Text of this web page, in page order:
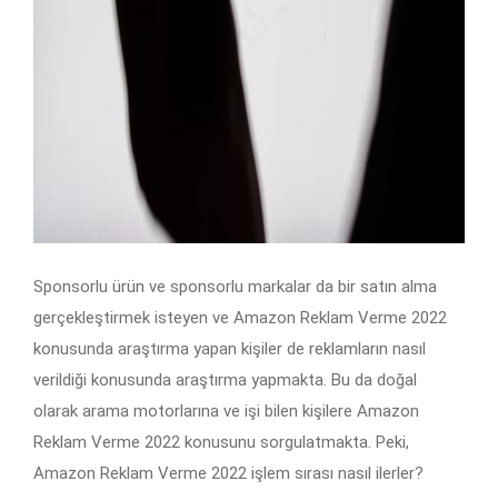
Sponsorlu ürün ve sponsorlu markalar da bir satın alma
gerçekleştirmek isteyen ve Amazon Reklam Verme 2022
konusunda araştırma yapan kişiler de reklamların nasıl
verildiği konusunda araştırma yapmakta. Bu da doğal
olarak arama motorlarına ve işi bilen kişilere Amazon
Reklam Verme 2022 konusunu sorgulatmakta. Peki,
Amazon Reklam Verme 2022 işlem sırası nasıl ilerler?